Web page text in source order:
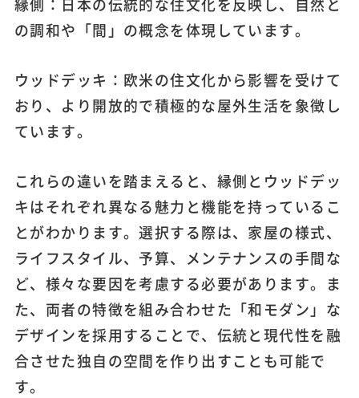
の調和や「間」の概念を体現しています。
ウッドデッキ：欧米の住文化から影響を受けて
おり、より開放的で積極的な屋外生活を象徴し
ています。
これらの違いを踏まえると、縁側とウッドデッ
キはそれぞれ異なる魅力と機能を持っているこ
とがわかります。選択する際は、家屋の様式、
ライフスタイル、予算、メンテナンスの手間な
ど、様々な要因を考慮する必要があります。ま
た、両者の特徴を組み合わせた「和モダン」な
デザインを採用することで、伝統と現代性を融
合させた独自の空間を作り出すことも可能で
す。